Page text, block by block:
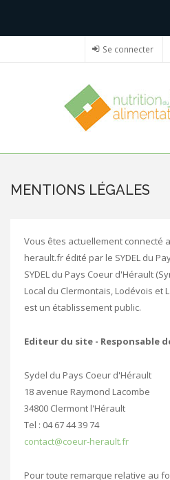
Se connecter
MENTIONS LÉGALES
Vous êtes actuellement connecté
herault.fr édité par le SYDEL du
SYDEL du Pays Coeur d'Hérault
Local du Clermontais, Lodévois et
est un établissement public.
Editeur du site - Responsable
Sydel du Pays Coeur d'Hérault
18 avenue Raymond Lacombe
34800 Clermont l'Hérault
Tel : 04 67 44 39 74
contact@coeur-herault.fr
Pour toute remarque relative au